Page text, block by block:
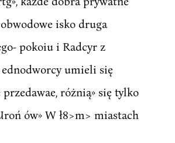
isko druga
pokoiu i Radcyr z
ednodworcy umieli się
różnią» się tylko
ów» W ł8>m> miastach